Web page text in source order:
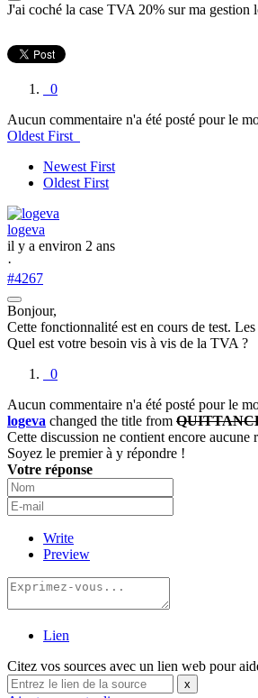
J'ai coché la case TVA 20% sur ma
0
Aucun commentaire n'a été posté pour le
Oldest First
Newest First
Oldest First
logeva
il y a environ 2 ans
·
#4267
Bonjour,
Cette fonctionnalité est en cours de test.
Quel est votre besoin vis à vis de la TVA ?
0
Aucun commentaire n'a été posté pour le
logeva changed the title from
Cette discussion ne contient encore aucune
Soyez le premier à y répondre !
Votre réponse
Write
Preview
Lien
Citez vos sources avec un lien web pour
x